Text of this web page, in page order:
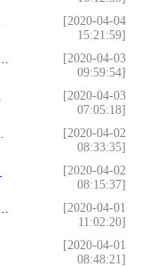
[2020-04-04
15:21:59]
[2020-04-03
09:59:54]
[2020-04-03
07:05:18]
[2020-04-02
08:33:35]
[2020-04-02
08:15:37]
[2020-04-01
11:02:20]
[2020-04-01
08:48:21]